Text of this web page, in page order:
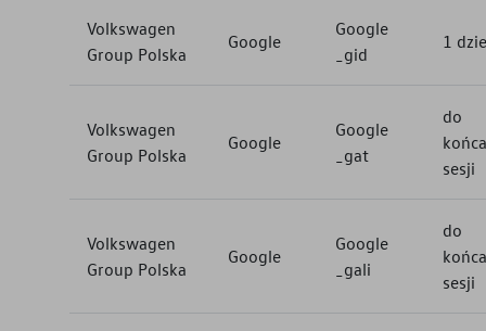
Volkswagen
Group Polska
Google
Google
_gid
1
Volkswagen
Group Polska
Google
Google
_gat
do
końca
sesji
Volkswagen
Group Polska
Google
Google
_gali
do
końca
sesji